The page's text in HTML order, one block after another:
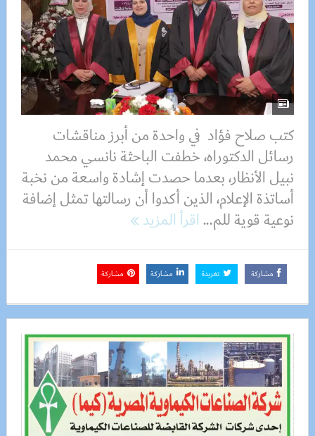
كتب صلاح فؤاد في واحدة من أبرز مناقشات
رسائل الدكتوراه، خطفت الباحثة نانسي محمد
نبيل الأنظار، بعدما حصدت إشادة واسعة من نخبة
أساتذة الإعلام، الذين أكدوا أن رسالتها تمثل إضافة
نوعية قوية للم...اقرأ المزيد
مشاركة تغريدة مشاركة مشاركة